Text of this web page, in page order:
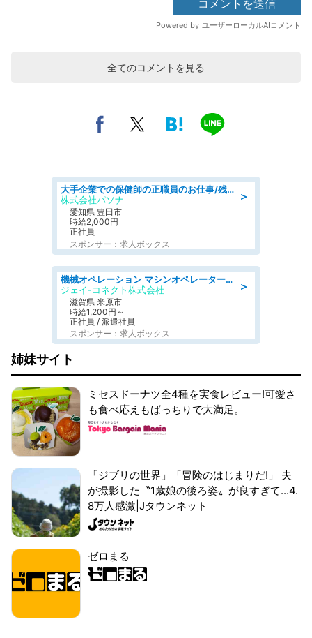
全てのコメントを見る
＞
大手企業での保健師の正職員のお仕事/残業なし/要資格:保健師
株式会社パソナ
愛知県 豊田市
時給2,000円
正社員
スポンサー：求人ボックス
＞
機械オペレーション マシンオペレーター/皆勤手当有/未経験可
ジェイ-コネクト株式会社
滋賀県 米原市
時給1,200円～
正社員 / 派遣社員
スポンサー：求人ボックス
姉妹サイト
ミセスドーナツ全4種を実食レビュー!可愛さ
も食べ応えもばっちりで大満足。
「ジブリの世界」「冒険のはじまりだ!」 夫
が撮影した〝1歳娘の後ろ姿〟が良すぎて...4.
8万人感激|Jタウンネット
ゼロまる